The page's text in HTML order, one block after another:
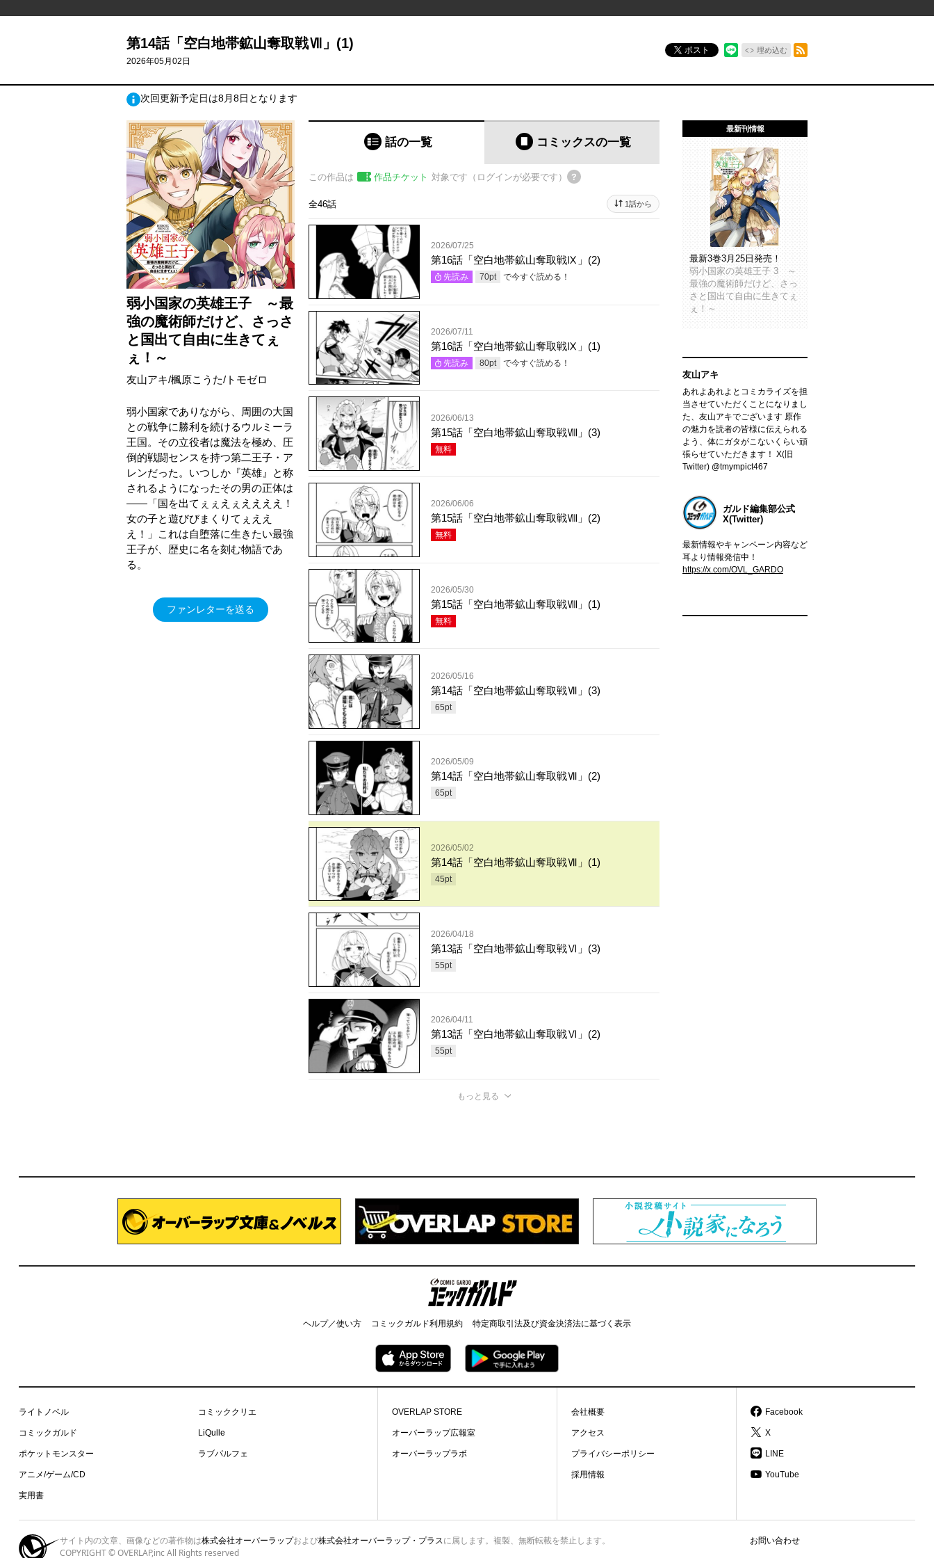
第14話「空白地帯鉱山奪取戦Ⅶ」(1)
2026年05月02日
ポスト 埋め込む
次回更新予定日は8月8日となります
弱小国家の英雄王子 ～最
強の魔術師だけど、さっさ
と国出て自由に生きてぇ
ぇ！～
友山アキ/楓原こうた/トモゼロ
弱小国家でありながら、周囲の大国
との戦争に勝利を続けるウルミーラ
王国。その立役者は魔法を極め、圧
倒的戦闘センスを持つ第二王子・ア
レンだった。いつしか『英雄』と称
されるようになったその男の正体は
――「国を出てぇぇえぇええええ！
女の子と遊びびまくりてぇええ
え！」これは自堕落に生きたい最強
王子が、歴史に名を刻む物語であ
る。
ファンレターを送る
話の一覧 コミックスの一覧
この作品は 作品チケット 対象です（ログインが必要です）
全46話 1話から
2026/07/25
第16話「空白地帯鉱山奪取戦Ⅸ」(2)
先読み 70pt で今すぐ読める！
2026/07/11
第16話「空白地帯鉱山奪取戦Ⅸ」(1)
先読み 80pt で今すぐ読める！
2026/06/13
第15話「空白地帯鉱山奪取戦Ⅷ」(3)
無料
2026/06/06
第15話「空白地帯鉱山奪取戦Ⅷ」(2)
無料
2026/05/30
第15話「空白地帯鉱山奪取戦Ⅷ」(1)
無料
2026/05/16
第14話「空白地帯鉱山奪取戦Ⅶ」(3)
65pt
2026/05/09
第14話「空白地帯鉱山奪取戦Ⅶ」(2)
65pt
2026/05/02
第14話「空白地帯鉱山奪取戦Ⅶ」(1)
45pt
2026/04/18
第13話「空白地帯鉱山奪取戦Ⅵ」(3)
55pt
2026/04/11
第13話「空白地帯鉱山奪取戦Ⅵ」(2)
55pt
もっと見る
最新刊情報
最新3巻3月25日発売！
弱小国家の英雄王子 3 ～
最強の魔術師だけど、さっ
さと国出て自由に生きてぇ
ぇ！～
友山アキ
あれよあれよとコミカライズを担
当させていただくことになりまし
た、友山アキでございます 原作
の魅力を読者の皆様に伝えられる
よう、体にガタがこないくらい頑
張らせていただきます！ X(旧
Twitter) @tmympict467
ガルド編集部公式
X(Twitter)
最新情報やキャンペーン内容など
耳より情報発信中！
https://x.com/OVL_GARDO
コミックガルド
ヘルプ／使い方 コミックガルド利用規約 特定商取引法及び資金決済法に基づく表示
ライトノベル
コミックガルド
ポケットモンスター
アニメ/ゲーム/CD
実用書
コミッククリエ
LiQulle
ラブパルフェ
OVERLAP STORE
オーバーラップ広報室
オーバーラップラボ
会社概要
アクセス
プライバシーポリシー
採用情報
Facebook
X
LINE
YouTube
お問い合わせ
サイト内の文章、画像などの著作物は株式会社オーバーラップおよび株式会社オーバーラップ・プラス に属します。複製、無断転載を禁止します。
COPYRIGHT © OVERLAP,inc All Rights reserved